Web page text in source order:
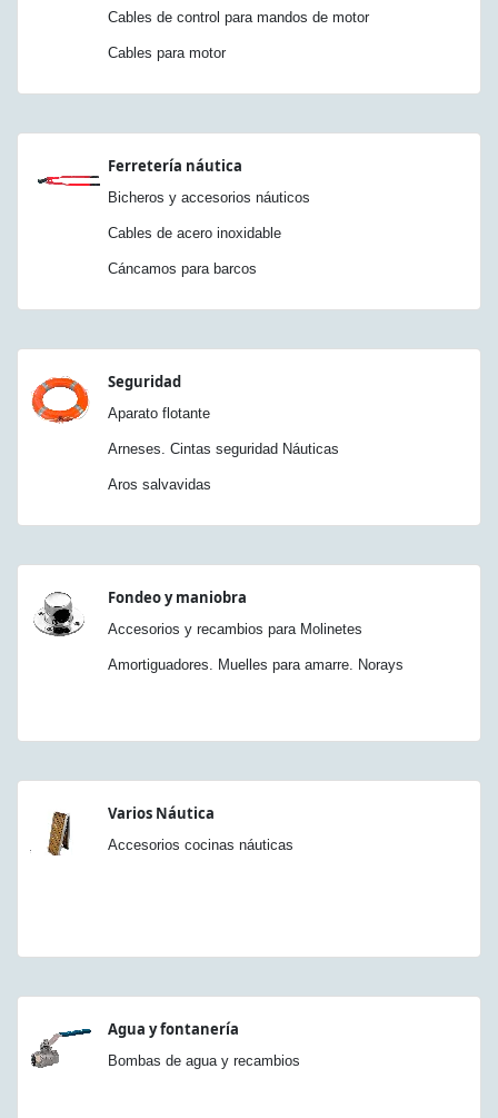
Cables de control para mandos de motor
Cables para motor
Ferretería náutica
Bicheros y accesorios náuticos
Cables de acero inoxidable
Cáncamos para barcos
Seguridad
Aparato flotante
Arneses. Cintas seguridad Náuticas
Aros salvavidas
Fondeo y maniobra
Accesorios y recambios para Molinetes
Amortiguadores. Muelles para amarre. Norays
Varios Náutica
Accesorios cocinas náuticas
Agua y fontanería
Bombas de agua y recambios